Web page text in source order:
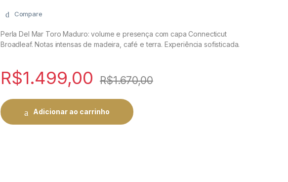
Compare
Perla Del Mar Toro Maduro: volume e presença com capa Connecticut
Broadleaf. Notas intensas de madeira, café e terra. Experiência sofisticada.
R$1.499,00 R$1.670,00
Adicionar ao carrinho